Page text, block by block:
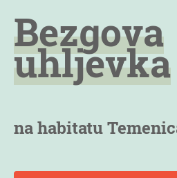
Bezgova
uhljevka
na habitatu